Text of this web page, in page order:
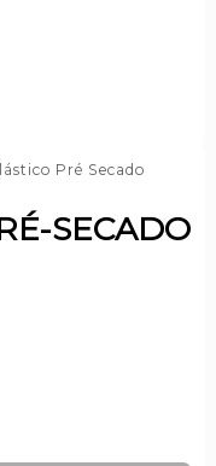
Pré Secado
SECADO